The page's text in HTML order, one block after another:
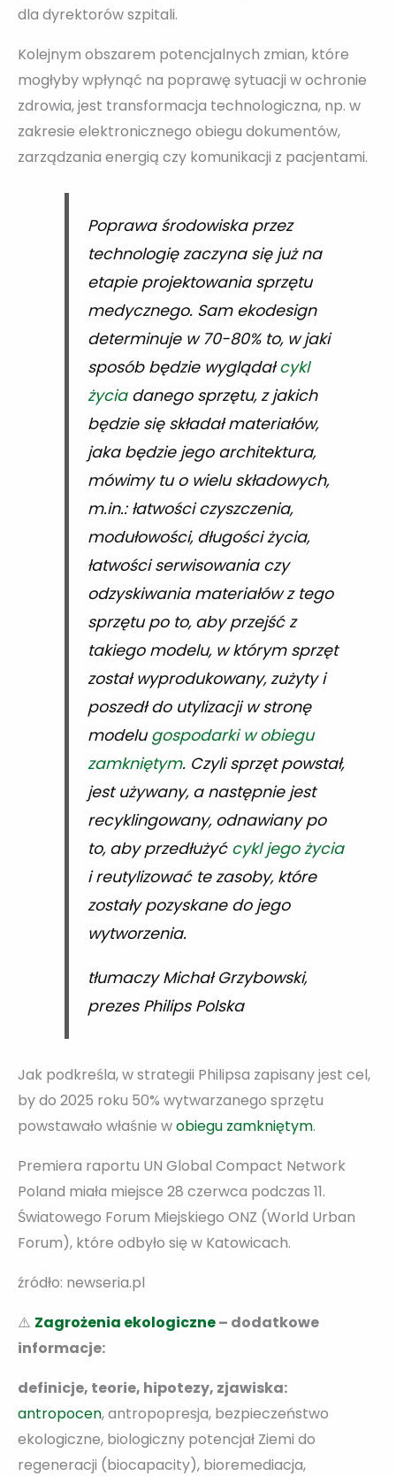
dla dyrektorów szpitali.
Kolejnym obszarem potencjalnych zmian, które
mogłyby wpłynąć na poprawę sytuacji w ochronie
zdrowia, jest transformacja technologiczna, np. w
zakresie elektronicznego obiegu dokumentów,
zarządzania energią czy komunikacji z pacjentami.
Poprawa środowiska przez
technologię zaczyna się już na
etapie projektowania sprzętu
medycznego. Sam ekodesign
determinuje w 70-80% to, w jaki
sposób będzie wyglądałcykl
życiadanego sprzętu, z jakich
będzie się składał materiałów,
jaka będzie jego architektura,
mówimy tu o wielu składowych,
m.in.: łatwości czyszczenia,
modułowości, długości życia,
łatwości serwisowania czy
odzyskiwania materiałów z tego
sprzętu po to, aby przejść z
takiego modelu, w którym sprzęt
został wyprodukowany, zużyty i
poszedł do utylizacji w stronę
modelugospodarki w obiegu
zamkniętym. Czyli sprzęt powstał,
jest używany, a następnie jest
recyklingowany, odnawiany po
to, aby przedłużyć cykl jego życia
i reutylizować te zasoby, które
zostały pozyskane do jego
wytworzenia.
tłumaczy Michał Grzybowski,
prezes Philips Polska
Jak podkreśla, w strategii Philipsa zapisany jest cel,
by do 2025 roku 50% wytwarzanego sprzętu
powstawało właśnie wobiegu zamkniętym.
Premiera raportu UN Global Compact Network
Poland miała miejsce 28 czerwca podczas 11.
Światowego Forum Miejskiego ONZ (World Urban
Forum), które odbyło się w Katowicach.
źródło: newseria.pl
⚠️ Zagrożenia ekologiczne– dodatkowe
informacje:
definicje, teorie, hipotezy, zjawiska:
antropocen, antropopresja, bezpieczeństwo
ekologiczne, biologiczny potencjał Ziemi do
regeneracji (biocapacity), bioremediacja,